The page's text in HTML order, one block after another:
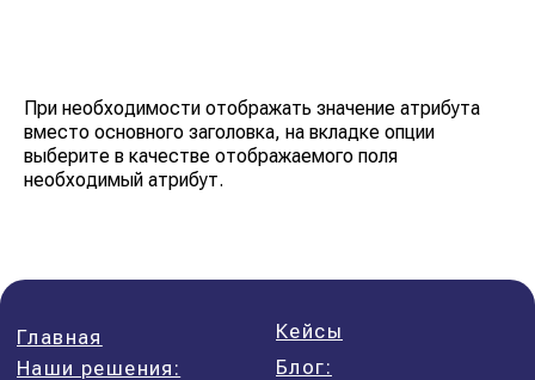
При необходимости отображать значение атрибута
вместо основного заголовка, на вкладке опции
выберите в качестве отображаемого поля
необходимый атрибут.